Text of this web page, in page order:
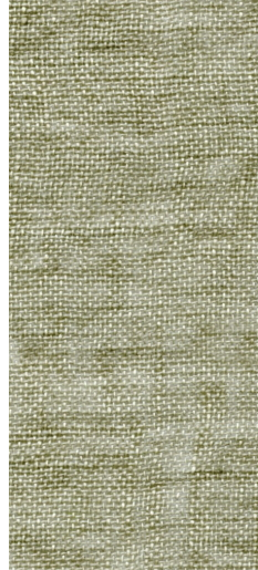
GREY AND
Краски Шарман
Краски Шервин
Милк (Milk)
Литл Грин (Little
Палитра цветов
Серые цвета
Розовые цвета
Зеленые цвета
Синие цвета
Фасадные краски
Краска Свис Лэйк
Грунтовка
+
ФРЕСКИ +
ЛЕПНИНА
Ultrawood +
Архитектурный
Структура
Декор Дизайн (Decor
Европласт +
Интерьер
Колонны
Линии
Молдинг гибкий
Пилястры